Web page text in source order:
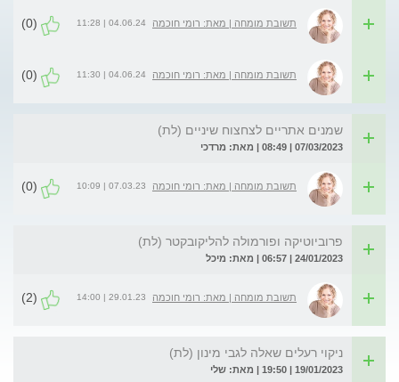
תשובת מומחה | מאת: רומי חוכמה 04.06.24 | 11:28
(0)
תשובת מומחה | מאת: רומי חוכמה 04.06.24 | 11:30
(0)
שמנים אתריים לצחצוח שיניים (לת)
07/03/2023 | 08:49 | מאת: מרדכי
תשובת מומחה | מאת: רומי חוכמה 07.03.23 | 10:09
(0)
פרוביוטיקה ופורמולה להליקובקטר (לת)
24/01/2023 | 06:57 | מאת: מיכל
תשובת מומחה | מאת: רומי חוכמה 29.01.23 | 14:00
(2)
ניקוי רעלים שאלה לגבי מינון (לת)
19/01/2023 | 19:50 | מאת: שלי